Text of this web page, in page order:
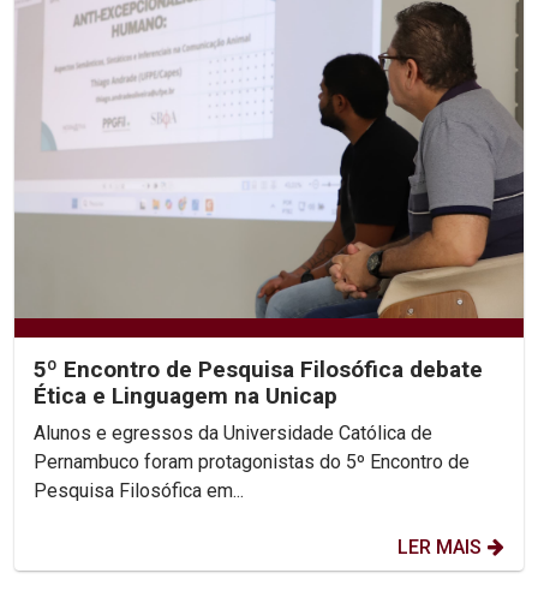
5º Encontro de Pesquisa Filosófica debate
Ética e Linguagem na Unicap
Alunos e egressos da Universidade Católica de
Pernambuco foram protagonistas do 5º Encontro de
Pesquisa Filosófica em...
LER MAIS